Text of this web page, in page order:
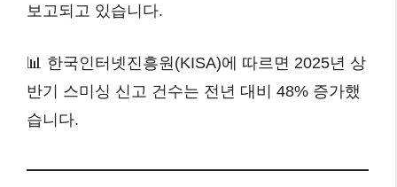
보고되고 있습니다.
📊 한국인터넷진흥원(KISA)에 따르면 2025년 상
반기 스미싱 신고 건수는 전년 대비 48% 증가했
습니다.